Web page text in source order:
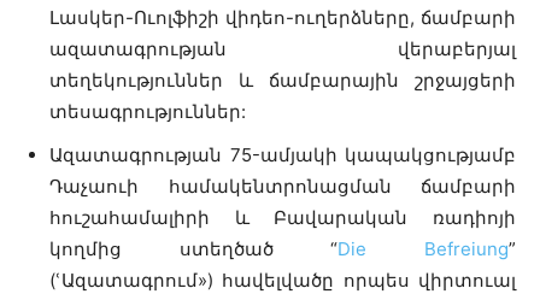
Լասկեր-Ուոլֆիշի վիդեո-ուղերձները, ճամբարի
ազատագրության վերաբերյալ
տեղեկություններ և ճամբարային շրջայցերի
տեսագրություններ:
Ազատագրության 75-ամյակի կապակցությամբ
Դաչաուի համակենտրոնացման ճամբարի
հուշահամալիրի և Բավարական ռադիոյի
կողմից ստեղծած “Die Befreiung”
(ՙԱզատագրում») հավելվածը որպես վիրտուալ